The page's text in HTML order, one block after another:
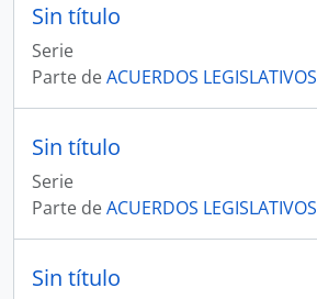
Sin título
Serie
Parte deACUERDOS LEGISLATIVOS
Sin título
Serie
Parte deACUERDOS LEGISLATIVOS
Sin título